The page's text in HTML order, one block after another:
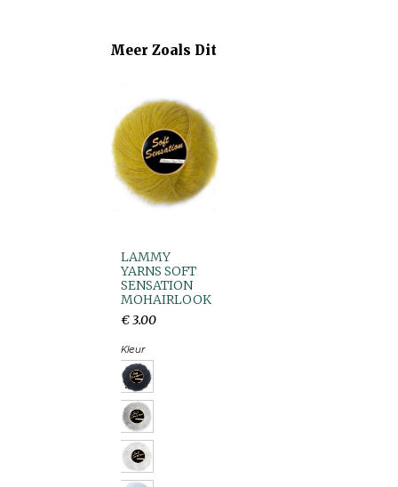
Meer Zoals Dit
LAMMY
YARNS SOFT
SENSATION
MOHAIRLOOK
€ 3.00
Kleur